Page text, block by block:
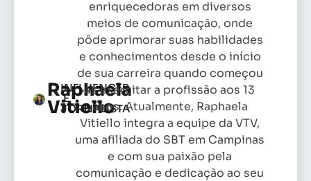
Raphaela
Vitiello
INFLUENCER
E
JORNALISTA
enriquecedoras em diversos
meios de comunicação, onde
pôde aprimorar suas habilidades
e conhecimentos desde o início
de sua carreira quando começou
as exercitar a profissão aos 13
anos. Atualmente, Raphaela
Vitiello integra a equipe da VTV,
uma afiliada do SBT em Campinas
e com sua paixão pela
comunicação e dedicação ao seu